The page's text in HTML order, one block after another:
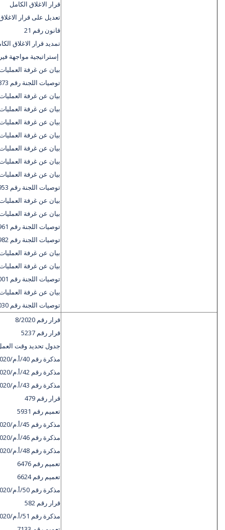
قرار الاغلاق الكامل
تعديل على قرار
قانون رقم 21
تمديد قرار الاغلاق
إستراتيجية مواجهة
بيان عن غرفة
توصيات اللجنة رقم 873/أ ع مج أ د
بيان عن غرفة
بيان عن غرفة
بيان عن غرفة
بيان عن غرفة
بيان عن غرفة
بيان عن غرفة
بيان عن غرفة
توصيات اللجنة رقم 953/أ ع مج أ د
بيان عن غرفة
بيان عن غرفة
توصيات اللجنة رقم 961/أ ع مج أ د
توصيات اللجنة رقم 982/أ ع مج أ د
بيان عن غرفة
بيان عن غرفة
توصيات اللجنة رقم 1001/أ ع مج أ د
بيان عن غرفة
توصيات اللجنة رقم 1030/أ ع مج أ د
قرار رقم 8/2020
قرار رقم 5237
جدول تحديد وقت
مذكرة رقم 40/أ.م/2020
مذكرة رقم 42/أ.م/2020
مذكرة رقم 43/أ.م/2020
قرار رقم 479
تعميم رقم 5931
مذكرة رقم 45/أ.م/2020
مذكرة رقم 46/أ.م/2020
مذكرة رقم 48/أ.م/2020
تعميم رقم 6476​
تعميم رقم 6624
مذكرة رقم 50/أ.م/2020
قرار رقم 582
مذكرة رقم 51/أ.م/2020